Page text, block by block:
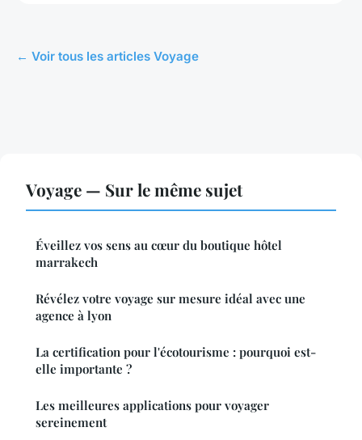
← Voir tous les articles Voyage
Voyage — Sur le même sujet
Éveillez vos sens au cœur du boutique hôtel
marrakech
Révélez votre voyage sur mesure idéal avec une
agence à lyon
La certification pour l'écotourisme : pourquoi est-
elle importante ?
Les meilleures applications pour voyager
sereinement